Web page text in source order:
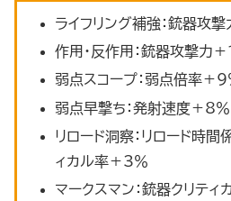
ライフリング補強：銃器攻
作用・反作用：銃器攻撃力
弱点スコープ：弱点倍率＋9
弱点早撃ち：発射速度＋8
リロード洞察：リロード時
ィカル率＋3％
マークスマン：銃器クリテ